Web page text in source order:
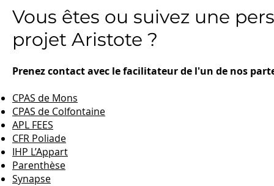
Vous êtes ou suivez une
projet Aristote ?
Prenez contact avec le facilitateur de l'un de nos
CPAS de Mons
CPAS de Colfontaine
APL FEES
CFR Poliade
IHP L’Appart
Parenthèse
Synapse